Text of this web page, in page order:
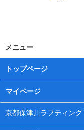
メニュー
トップページ
マイページ
京都保津川ラフティング